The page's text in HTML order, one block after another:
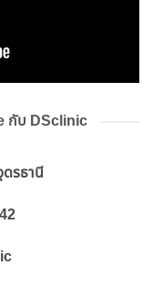
กับ DSclinic
รธานี